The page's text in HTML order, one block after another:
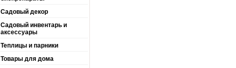
Садовый декор
Садовый инвентарь и
аксессуары
Теплицы и парники
Товары для дома